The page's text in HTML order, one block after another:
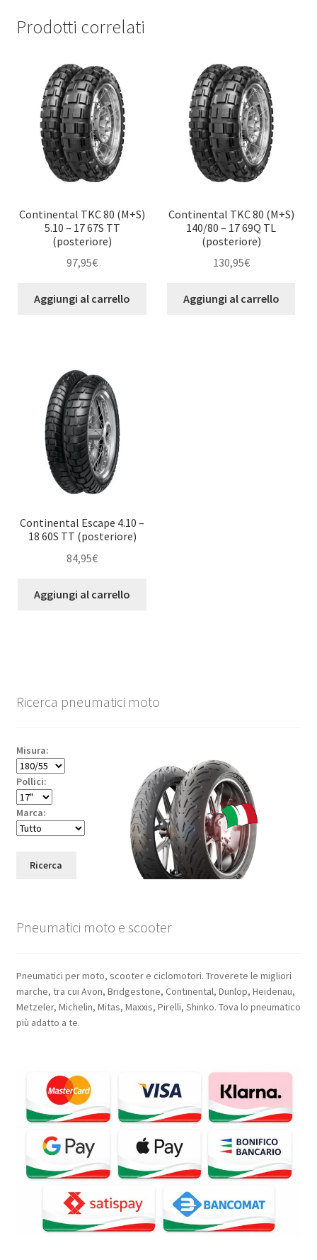
Prodotti correlati
Continental TKC 80 (M+S)
5.10 – 17 67S TT
(posteriore)
97,95€
Aggiungi al carrello
Continental TKC 80 (M+S)
140/80 – 17 69Q TL
(posteriore)
130,95€
Aggiungi al carrello
Continental Escape 4.10 –
18 60S TT (posteriore)
84,95€
Aggiungi al carrello
Ricerca pneumatici moto
Misura:
Pollici:
Marca:
Ricerca
Pneumatici moto e scooter
Pneumatici per moto, scooter e ciclomotori. Troverete le migliori
marche, tra cui Avon, Bridgestone, Continental, Dunlop, Heidenau,
Metzeler, Michelin, Mitas, Maxxis, Pirelli, Shinko. Tova lo pneumatico
più adatto a te.